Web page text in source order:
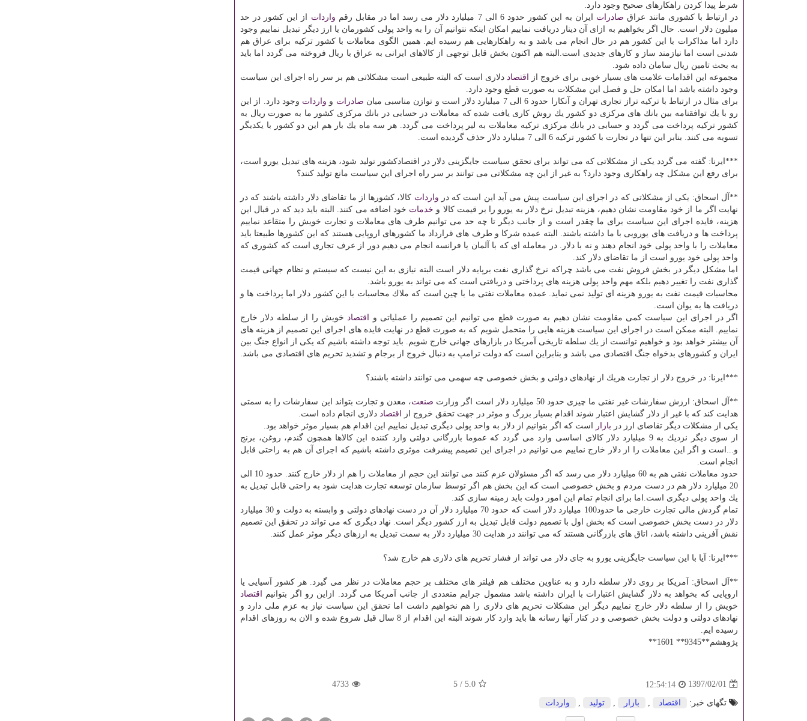
شرط پیدا كردن راهكارهای صحیح وجود دارد.
در ارتباط با كشوری مانند عراق صادرات ایران به این كشور حدود 6 الی 7 میلیارد دلار می رسد اما در مقابل رقم واردات از این كشور در حد
میلیون دلار است. حال اگر بخواهیم به ازای آن دینار دریافت نماییم امكان اینكه نتوانیم آن را به واحد پولی كشورمان یا ارز دیگر تبدیل نماییم وجود
دارد اما مذاكرات با این كشور هم در حال انجام می باشد و به راهكارهایی هم رسیده ایم. همین الگوی معاملات با كشور تركیه برای عراق هم
شدنی است اما نیازمند ساز و كارهای جدیدی است.البته هم اكنون بخش قابل توجهی از كالاهای ایرانی به عراق با ریال فروخته می گردد اما باید
به بحث تامین ریال سامان داده شود.
مجموعه این اقدامات علامت های بسیار خوبی برای خروج از
اقتصاد دلاری است كه البته طبیعی است مشكلاتی هم بر سر راه اجرای این سیاست
وجود داشته باشد اما امكان حل و فصل این مشكلات به صورت قطع وجود دارد.
برای مثال در ارتباط با تركیه تراز تجاری تهران و آنكارا حدود 6 الی 7 میلیارد دلار است و توازن مناسبی میان
صادرات و واردات وجود دارد. از این
رو با یك توافقنامه بین بانك های مركزی دو كشور یك روش كاری یافت شده كه معاملات در حسابی در بانك مركزی كشور ما به صورت ریال به
كشور تركیه پرداخت می گردد و حسابی در بانك مركزی تركیه معاملات به لیر پرداخت می گردد. هر سه ماه یك بار هم این دو كشور با یكدیگر
تسویه می كنند. بنابر این تنها در تجارت با كشور تركیه 6 الی 7 میلیارد دلار حذف گردیده است.
***ایرنا: گفته می گردد یكی از مشكلاتی كه می تواند برای تحقق سیاست جایگزینی دلار در اقتصادكشور تولید شود، هزینه های تبدیل یورو است،
برای رفع این مشكل چه راهكاری وجود دارد؟ به غیر از این چه مشكلاتی می توانند بر سر راه اجرای این سیاست مانع تولید كنند؟
**آل اسحاق: یكی از مشكلاتی كه در اجرای این سیاست پیش می آید این است كه در واردات كالا، كشورها از ما تقاضای دلار داشته باشند كه در
نهایت اگر ما از خود مقاومت نشان دهیم، هزینه تبدیل نرخ دلار به یورو را بر قیمت كالا و خدمات خود اضافه می كنند. البته باید دید كه در قبال این
هزینه، فایده اجرای این سیاست برای ما چقدر است و از جانب دیگر تا چه حد می توانیم طرف های معاملات و تجارت خویش را متقاعد نماییم
پرداخت ها و دریافت های یورویی با ما داشته باشند. البته عمده شركا و طرف های قرارداد ما كشورهای اروپایی هستند كه این كشورها طبیعتا باید
معاملات را با واحد پولی خود انجام دهند و نه با دلار. در معامله ای كه با آلمان یا فرانسه انجام می دهیم دور از عرف تجاری است كه كشوری كه
واحد پولی خود یورو است از ما تقاضای دلار كند.
اما مشكل دیگر در بخش فروش نفت می باشد چراكه نرخ گذاری نفت برپایه دلار است البته نیازی به این نیست كه سیستم و نظام جهانی قیمت
گذاری نفت را تغییر دهیم بلكه مهم واحد پولی هزینه های پرداختی و دریافتی است كه می تواند به یورو باشد.
محاسبات قیمت نفت به یورو هزینه ای تولید نمی نماید. عمده معاملات نفتی ما با چین است كه ملاك محاسبات با این كشور دلار اما پرداخت ها و
دریافت ها به یوان است.
اگر در اجرای این سیاست كمی مقاومت نشان دهیم به صورت قطع می توانیم این تصمیم را عملیاتی و
اقتصادخویش را از سلطه دلار خارج
نماییم. البته ممكن است در اجرای این سیاست هزینه هایی را متحمل شویم كه به صورت قطع در نهایت فایده های اجرای این تصمیم از هزینه های
آن بیشتر خواهد بود و خواهیم توانست از یك سلطه تاریخی آمریكا در بازارهای جهانی خارج شویم. باید توجه داشته باشیم كه یكی از انواع جنگ بین
ایران و كشورهای بدخواه جنگ اقتصادی می باشد و بنابراین است كه دولت ترامپ به دنبال خروج از برجام و تشدید تحریم های اقتصادی می باشد.
***ایرنا: در خروج دلار از تجارت هریك از نهادهای دولتی و بخش خصوصی چه سهمی می توانند داشته باشند؟
**آل اسحاق: ارزش سفارشات غیر نفتی ما چیزی حدود 50 میلیارد دلار است اگر وزارت صنعت، معدن و تجارت بتواند این سفارشات را به سمتی
هدایت كند كه با غیر از دلار گشایش اعتبار شوند اقدام بسیار بزرگ و موثر در جهت تحقق خروج از
اقتصاد دلاری انجام داده است.
یكی از مشكلات دیگر تقاضای ارز در بازار
است كه اگر بتوانیم از دلار به واحد پولی دیگری تبدیل نماییم این اقدام هم بسیار موثر خواهد بود.
از سوی دیگر نزدیك به 9 میلیارد دلار كالای اساسی وارد می گردد كه عموما بازرگانی دولتی وارد كننده این كالاها همچون گندم، روغن، برنج
و...است و اگر این معاملات را از دلار خارج نماییم می توانیم در اجرای این تصیمم پیشرفت موثری داشته باشیم كه اجرای آن هم به راحتی قابل
انجام است.
حدود معاملات نفتی هم به 60 میلیارد دلار می رسد كه اگر مسئولان عزم كنند می توانند این حجم از معاملات را هم از دلار خارج كنند. حدود 10 الی
20 میلیارد دلار هم در دست مردم و بخش خصوصی است كه این بخش هم اگر توسط سازمان توسعه تجارت هدایت شود به راحتی قابل تبدیل به
یك واحد پولی دیگری است.اما برای انجام تمام این امور دولت باید زمینه سازی كند.
تمام گردش مالی تجارت خارجی ما حدود100 میلیارد دلار است كه حدود 70 میلیارد دلار آن در دست نهادهای دولتی و وابسته به دولت و 30 میلیارد
دلار در دست بخش خصوصی است كه بخش اول با تصمیم دولت قابل تبدیل به ارز كشور دیگر است. نهاد دیگری كه می تواند در تحقق این تصمیم
نقش آفرینی داشته باشد، اتاق های بازرگانی هستند كه می توانند در هدایت 30 میلیارد دلار به سمت تبدیل به ارزهای دیگر موثر عمل كنند.
***ایرنا: آیا با این سیاست جایگزینی یورو به جای دلار می تواند از فشار تحریم های دلاری هم خارج شد؟
**آل اسحاق: آمریكا بر روی دلار سلطه دارد و به عناوین مختلف هم فیلتر های مختلف بر حجم معاملات در نظر می گیرد. هر كشور آسیایی یا
اروپایی كه بخواهد به دلار گشایش اعتبارات با ایران داشته باشد مشمول جرایم متعددی از جانب آمریكا می گردد. ازاین رو اگر بتوانیم
اقتصاد
خویش را از سلطه دلار خارج نماییم دیگر این مشكلات تحریم های دلاری را هم نخواهیم داشت اما تحقق این سیاست نیاز به عزم ملی دارد و
نهادهای دولتی و دولت بخش خصوصی و در كنار آنها رسانه ها باید وارد كار شوند البته این اقدام از 8 سال قبل شروع شده و الان به روزهای اقدام
رسیده ایم.
پژوهشم**9345** 1601**
1397/02/01
12:54:14
5.0
/
5
4733
تگهای خبر: اقتصاد بازار تولید واردات